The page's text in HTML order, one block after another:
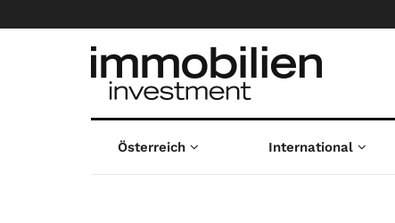
Österreich International